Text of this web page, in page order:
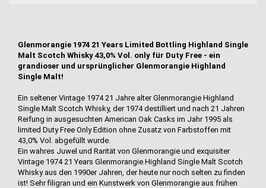
Glenmorangie 1974 21 Years Limited Bottling Highland Single
Malt Scotch Whisky 43,0% Vol. only für Duty Free - ein
grandioser und ursprünglicher Glenmorangie Highland
Single Malt!
Ein seltener Vintage 1974 21 Jahre alter Glenmorangie Highland
Single Malt Scotch Whisky, der 1974 destilliert und nach 21 Jahren
Reifung in ausgesuchten American Oak Casks im Jahr 1995 als
limited Duty Free Only Edition ohne Zusatz von Farbstoffen mit
43,0% Vol. abgefüllt wurde.
Ein wahres Juwel und Rarität von Glenmorangie und exquisiter
Vintage 1974 21 Years Glenmorangie Highland Single Malt Scotch
Whisky aus den 1990er Jahren, der heute nur noch selten zu finden
ist! Sehr filigran und ein Kunstwerk von Glenmorangie aus frühen